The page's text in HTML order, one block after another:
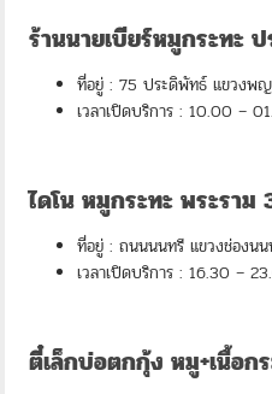
ร้านนายเบียร์หมูกระทะ
ที่อยู่ : 75 ประดิพัทธ์ แขวงพญ
เวลาเปิดบริการ : 10.00 –
ไดโน หมูกระทะ พระราม
ที่อยู่ : ถนนนนทรี แขวงช่องนน
เวลาเปิดบริการ : 16.30 –
ตี๋เล็กบ่อตกกุ้ง หมู+เนื้อก